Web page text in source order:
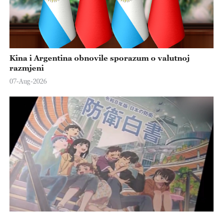
Kina i Argentina obnovile sporazum o valutnoj
razmjeni
07-Aug-2026